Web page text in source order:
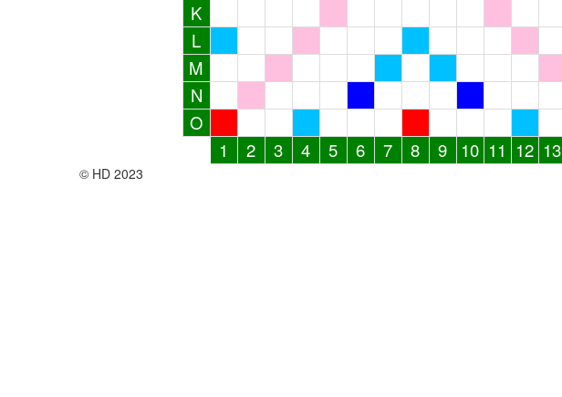
K
L
M
N
O
1
2 3 4 5 6 7 8 9 10 11 12 13
© HD 2023